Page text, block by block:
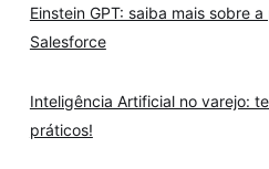
Einstein GPT: saiba mais sobre
Salesforce
Inteligência Artificial no varejo:
práticos!